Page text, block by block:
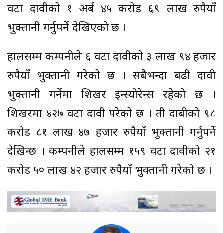
वटा दावीको १ अर्ब ४५ करोड ६९ लाख रुपैयाँ
भुक्तानी गर्नुपर्ने देखिएको छ ।
हालसम्म कम्पनीले ६ वटा दावीको ३ लाख ९४ हजार
रुपैयाँ भुक्तानी गरेको छ । सबैभन्दा बढी दावी
भुक्तानी गर्नेमा शिखर इन्स्योरेन्स रहेको छ ।
शिखरमा ४२७ वटा दावी परेको छ । ती दाबीको ९८
करोड ८१ लाख ४७ हजार रुपैयाँ भुक्तानी गर्नुपर्ने
देखिन्छ । कम्पनीले हालसम्म १५९ वटा दावीको २१
करोड ५० लाख ४२ हजार रुपैयाँ भुक्तानी गरेको छ ।